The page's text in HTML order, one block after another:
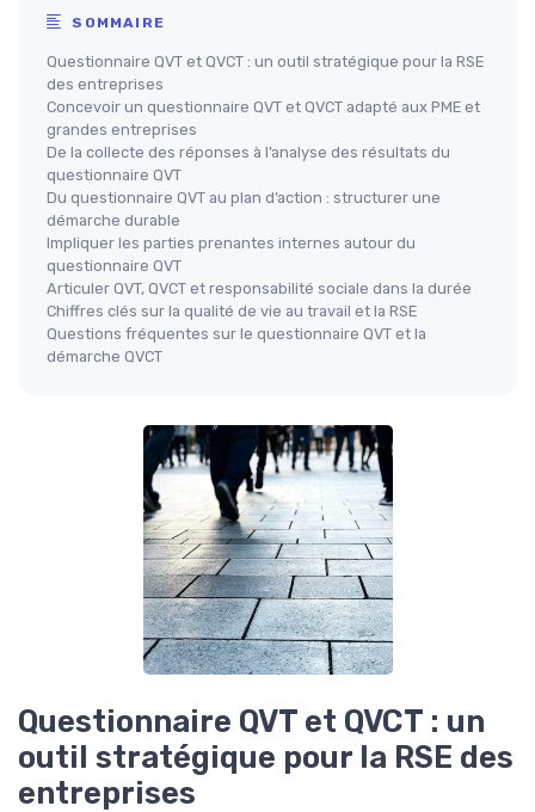
SOMMAIRE
Questionnaire QVT et QVCT : un outil stratégique pour la RSE
des entreprises
Concevoir un questionnaire QVT et QVCT adapté aux PME et
grandes entreprises
De la collecte des réponses à l’analyse des résultats du
questionnaire QVT
Du questionnaire QVT au plan d’action : structurer une
démarche durable
Impliquer les parties prenantes internes autour du
questionnaire QVT
Articuler QVT, QVCT et responsabilité sociale dans la durée
Chiffres clés sur la qualité de vie au travail et la RSE
Questions fréquentes sur le questionnaire QVT et la
démarche QVCT
Questionnaire QVT et QVCT : un
outil stratégique pour la RSE des
entreprises